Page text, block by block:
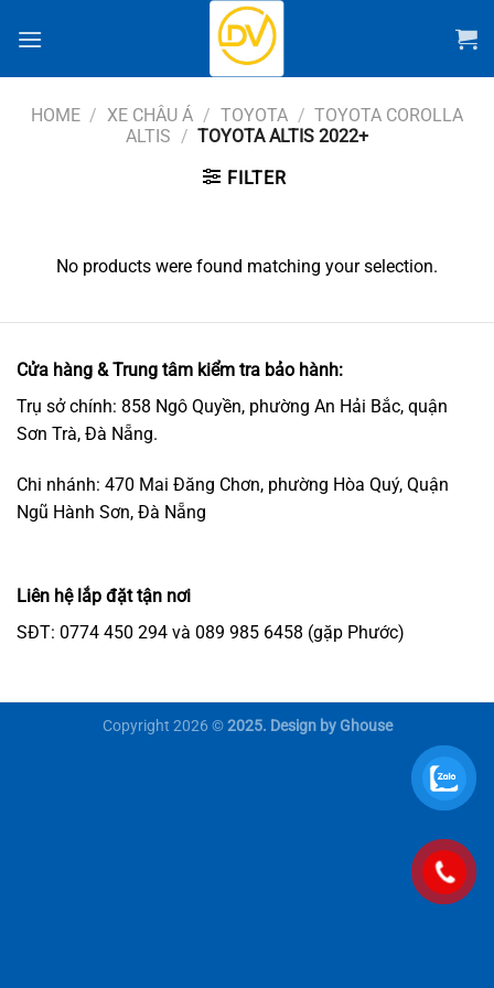
đến
HOME / XE CHÂU Á / TOYOTA / TOYOTA COROLLA
ALTIS / TOYOTA ALTIS 2022+
FILTER
No products were found matching your selection.
Cửa hàng & Trung tâm kiểm tra bảo hành:
Trụ sở chính: 858 Ngô Quyền, phường An Hải Bắc, quận
Sơn Trà, Đà Nẵng.
Chi nhánh: 470 Mai Đăng Chơn, phường Hòa Quý, Quận
Ngũ Hành Sơn, Đà Nẵng
Liên hệ lắp đặt tận nơi
SĐT: 0774 450 294 và 089 985 6458 (gặp Phước)
Copyright 2026 ©2025. Design by Ghouse